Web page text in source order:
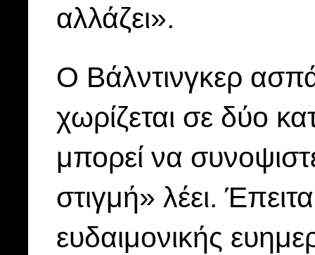
αλλάζει».
Ο Βάλντινγκερ
χωρίζεται σε δύο
μπορεί να
στιγμή» λέει.
ευδαιμονικής